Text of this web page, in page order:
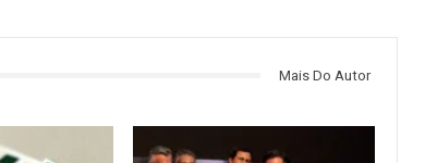
Mais Do Autor